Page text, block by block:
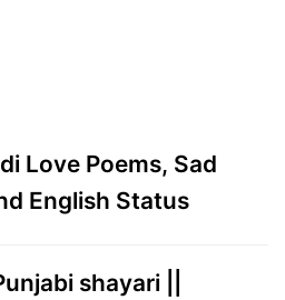
Love Poems, Sad
English Status
shayari ||